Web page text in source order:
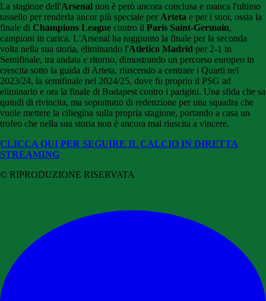
La stagione dell'Arsenal non è però ancora conclusa e manca l'ultimo
tassello per renderla ancor più speciale per Arteta e per i suoi, ossia la
finale di Champions League contro il Paris Saint-Germain,
campioni in carica. L'Arsenal ha raggiunto la finale per la seconda
volta nella sua storia, eliminando l'Atletico Madrid per 2-1 in
Semifinale, tra andata e ritorno, dimostrando un percorso europeo in
crescita sotto la guida di Arteta, riuscendo a centrare i Quarti nel
2023/24, la semifinale nel 2024/25, dove fu proprio il PSG ad
eliminarlo e ora la finale di Budapest contro i parigini. Una sfida che sa
quindi di rivincita, ma soprattutto di redenzione per una squadra che
vuole mettere la ciliegina sulla propria stagione, portando a casa un
trofeo che nella sua storia non è ancora mai riuscita a vincere.
CLICCA QUI PER SEGUIRE IL CALCIO IN DIRETTA
STREAMING
© RIPRODUZIONE RISERVATA